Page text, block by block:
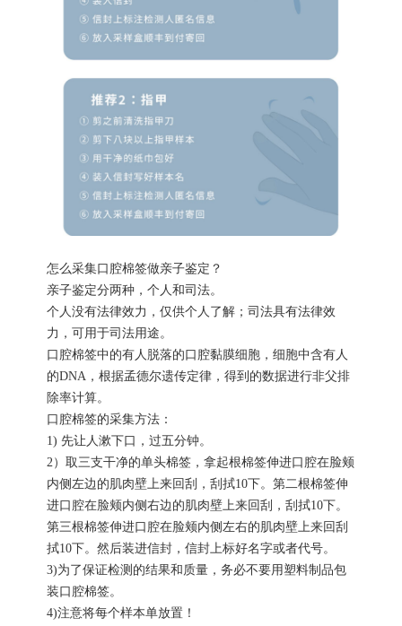
怎么采集口腔棉签做亲子鉴定？
亲子鉴定分两种，个人和司法。
个人没有法律效力，仅供个人了解；司法具有法律效
力，可用于司法用途。
口腔棉签中的有人脱落的口腔黏膜细胞，细胞中含有人
的DNA，根据孟德尔遗传定律，得到的数据进行非父排
除率计算。
口腔棉签的采集方法：
1) 先让人漱下口，过五分钟。
2）取三支干净的单头棉签，拿起根棉签伸进口腔在脸颊
内侧左边的肌肉壁上来回刮，刮拭10下。第二根棉签伸
进口腔在脸颊内侧右边的肌肉壁上来回刮，刮拭10下。
第三根棉签伸进口腔在脸颊内侧左右的肌肉壁上来回刮
拭10下。然后装进信封，信封上标好名字或者代号。
3)为了保证检测的结果和质量，务必不要用塑料制品包
装口腔棉签。
4)注意将每个样本单放置！